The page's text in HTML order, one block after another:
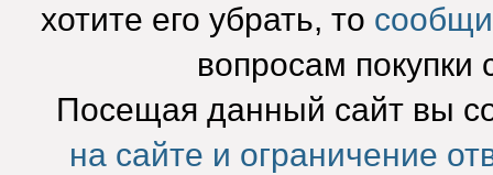
хотите его убрать, то
вопросам покупки
Посещая данный сайт вы
на сайте и ограничение